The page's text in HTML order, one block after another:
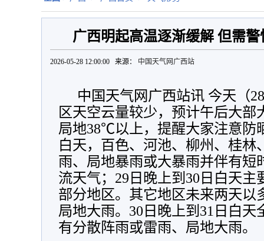
广西明起高温逐渐缓解 但需
2026-05-28 12:00:00 来源： 中国天气网广西站
中国天气网广西站讯 今天（
区天空云量较少，预计午后大
局地38℃以上，提醒大家注意防
白天，百色、河池、柳州、桂林
雨、局地暴雨或大暴雨并伴有短
流天气；29日晚上到30日白天
部分地区。其它地区未来两天以
局地大雨。30日晚上到31日白
有分散阵雨或雷雨、局地大雨。